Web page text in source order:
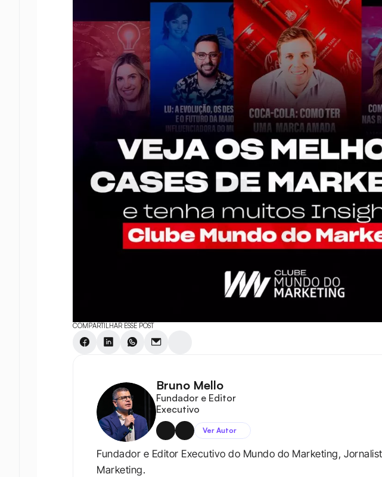
COMPARTILHAR ESSE POST
Bruno Mello
Fundador e Editor
Executivo
Ver Autor
Fundador e Editor Executivo do Mundo do Marketing,
Marketing.